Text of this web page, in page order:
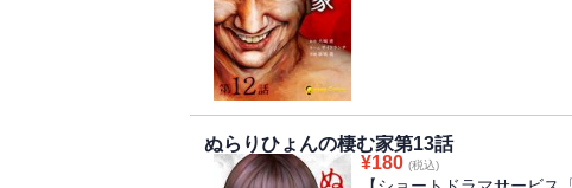
ぬらりひょんの棲む家第13話
¥180 (税込)